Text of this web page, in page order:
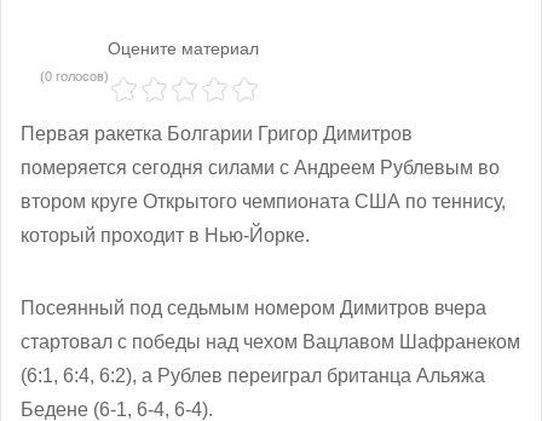
Оцените материал
(0 голосов)
Первая ракетка Болгарии Григор Димитров
померяется сегодня силами с Андреем Рублевым во
втором круге Открытого чемпионата США по теннису,
который проходит в Нью-Йорке.
Посеянный под седьмым номером Димитров вчера
стартовал с победы над чехом Вацлавом Шафранеком
(6:1, 6:4, 6:2), а Рублев переиграл британца Альяжа
Бедене (6-1, 6-4, 6-4).